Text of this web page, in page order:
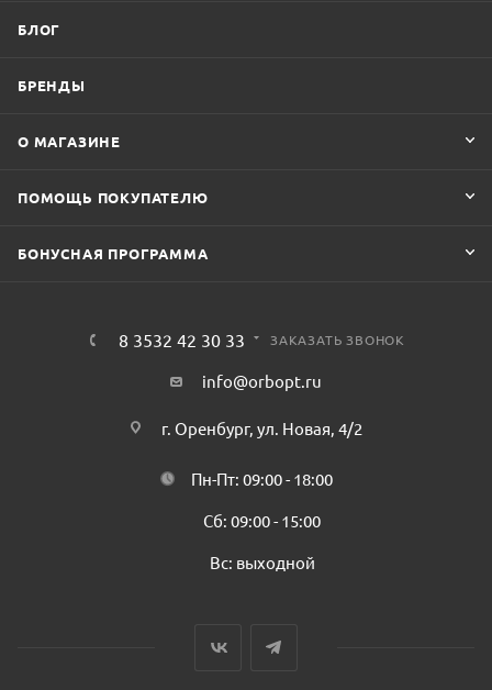
БЛОГ
БРЕНДЫ
О МАГАЗИНЕ
ПОМОЩЬ ПОКУПАТЕЛЮ
БОНУСНАЯ ПРОГРАММА
8 3532 42 30 33 ЗАКАЗАТЬ ЗВОНОК
info@orbopt.ru
г. Оренбург, ул. Новая, 4/2
Пн-Пт: 09:00 - 18:00
Сб: 09:00 - 15:00
Вс: выходной